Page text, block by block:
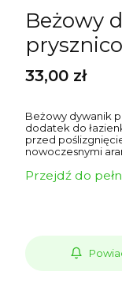
Beżowy
Cena
33,00 zł
Beżowy dywanik
dodatek do
przed
nowoczesnymi
Przejdź do